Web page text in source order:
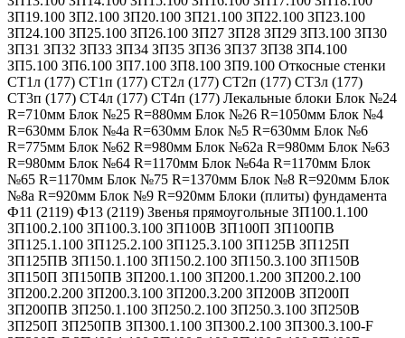
ЗП19.100 ЗП2.100 ЗП20.100 ЗП21.100 ЗП22.100 ЗП23.100
ЗП24.100 ЗП25.100 ЗП26.100 ЗП27 ЗП28 ЗП29 ЗП3.100 ЗП30
ЗП31 ЗП32 ЗП33 ЗП34 ЗП35 ЗП36 ЗП37 ЗП38 ЗП4.100
ЗП5.100 ЗП6.100 ЗП7.100 ЗП8.100 ЗП9.100 Откосные стенки
СТ1л (177) СТ1п (177) СТ2л (177) СТ2п (177) СТ3л (177)
СТ3п (177) СТ4л (177) СТ4п (177) Лекальные блоки Блок №24
R=710мм Блок №25 R=880мм Блок №26 R=1050мм Блок №4
R=630мм Блок №4а R=630мм Блок №5 R=630мм Блок №6
R=775мм Блок №62 R=980мм Блок №62а R=980мм Блок №63
R=980мм Блок №64 R=1170мм Блок №64а R=1170мм Блок
№65 R=1170мм Блок №75 R=1370мм Блок №8 R=920мм Блок
№8а R=920мм Блок №9 R=920мм Блоки (плиты) фундамента
Ф11 (2119) Ф13 (2119) Звенья прямоугольные ЗП100.1.100
ЗП100.2.100 ЗП100.3.100 ЗП100В ЗП100П ЗП100ПВ
ЗП125.1.100 ЗП125.2.100 ЗП125.3.100 ЗП125В ЗП125П
ЗП125ПВ ЗП150.1.100 ЗП150.2.100 ЗП150.3.100 ЗП150В
ЗП150П ЗП150ПВ ЗП200.1.100 ЗП200.1.200 ЗП200.2.100
ЗП200.2.200 ЗП200.3.100 ЗП200.3.200 ЗП200В ЗП200П
ЗП200ПВ ЗП250.1.100 ЗП250.2.100 ЗП250.3.100 ЗП250В
ЗП250П ЗП250ПВ ЗП300.1.100 ЗП300.2.100 ЗП300.3.100-F